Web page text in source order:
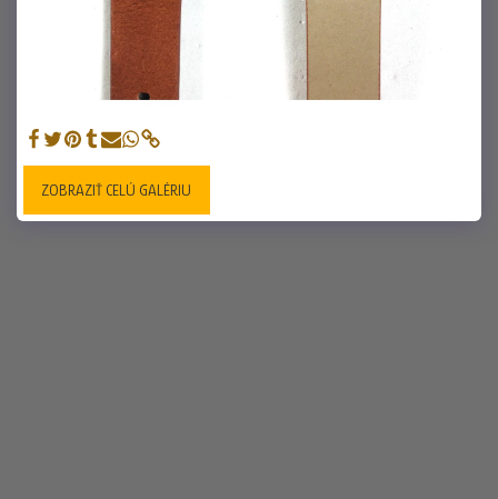
ZOBRAZIŤ CELÚ GALÉRIU